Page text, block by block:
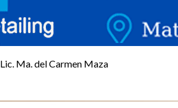
Ma. del Carmen Maza